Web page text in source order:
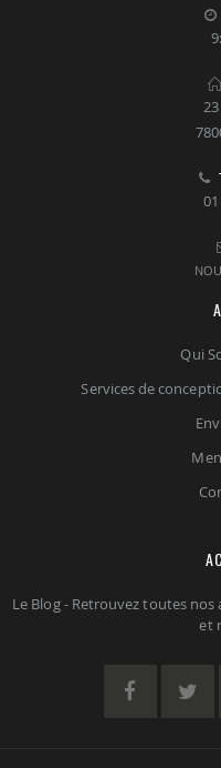
Qui
Services de
Le Blog - Retrouvez toutes
et